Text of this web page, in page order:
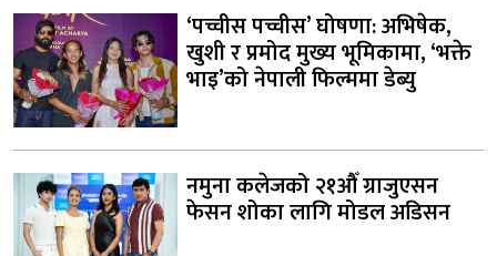
‘पच्चीस पच्चीस’ घोषणा: अभिषेक,
खुशी र प्रमोद मुख्य भूमिकामा, ‘भक्ते
भाइ’को नेपाली फिल्ममा डेब्यु
नमुना कलेजको २१औँ ग्राजुएसन
फेसन शोका लागि मोडल अडिसन